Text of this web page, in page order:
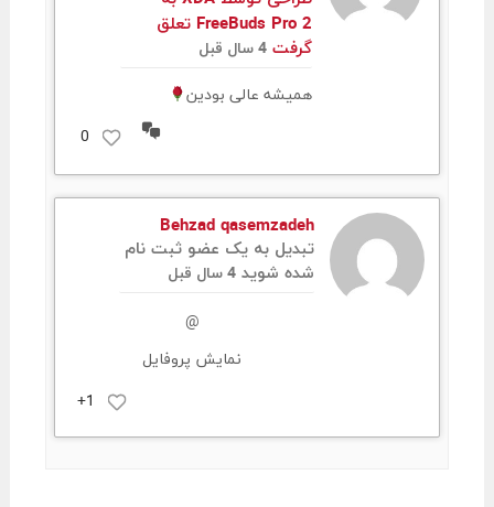
FreeBuds Pro 2 تعلق
گرفت 4 سال قبل
همیشه عالی بودین
مشاهده
مکالمات
0
Behzad qasemzadeh
تبدیل به یک عضو ثبت نام
شده شوید4 سال قبل
@
نمایش پروفایل
+1